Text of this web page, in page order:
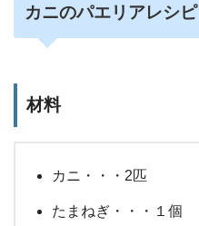
カニのパエリアレシピ
材料
カニ・・・2匹
たまねぎ・・・１個